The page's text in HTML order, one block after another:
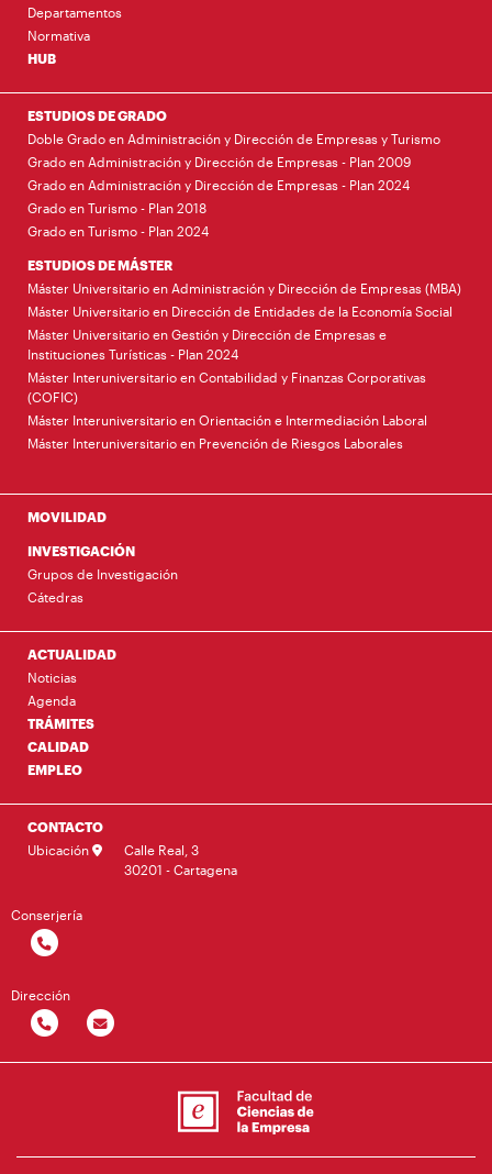
Departamentos
Normativa
HUB
ESTUDIOS DE GRADO
Doble Grado en Administración y Dirección de Empresas y Turismo
Grado en Administración y Dirección de Empresas - Plan 2009
Grado en Administración y Dirección de Empresas - Plan 2024
Grado en Turismo - Plan 2018
Grado en Turismo - Plan 2024
ESTUDIOS DE MÁSTER
Máster Universitario en Administración y Dirección de Empresas (MBA)
Máster Universitario en Dirección de Entidades de la Economía Social
Máster Universitario en Gestión y Dirección de Empresas e
Instituciones Turísticas - Plan 2024
Máster Interuniversitario en Contabilidad y Finanzas Corporativas
(COFIC)
Máster Interuniversitario en Orientación e Intermediación Laboral
Máster Interuniversitario en Prevención de Riesgos Laborales
MOVILIDAD
INVESTIGACIÓN
Grupos de Investigación
Cátedras
ACTUALIDAD
Noticias
Agenda
TRÁMITES
CALIDAD
EMPLEO
CONTACTO
Ubicación
Calle Real, 3
30201 - Cartagena
Conserjería
Dirección